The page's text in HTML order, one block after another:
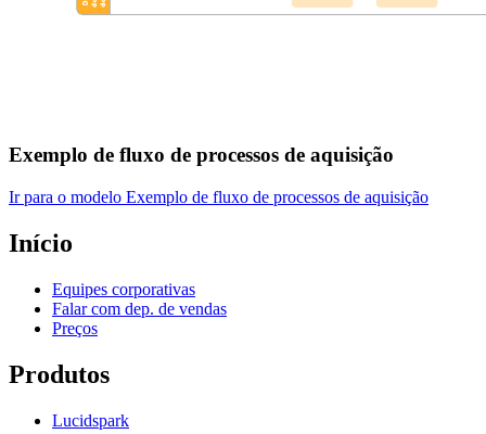
Exemplo de fluxo de processos de aquisição
Ir para o modelo Exemplo de fluxo de processos de aquisição
Início
Equipes corporativas
Falar com dep. de vendas
Preços
Produtos
Lucidspark